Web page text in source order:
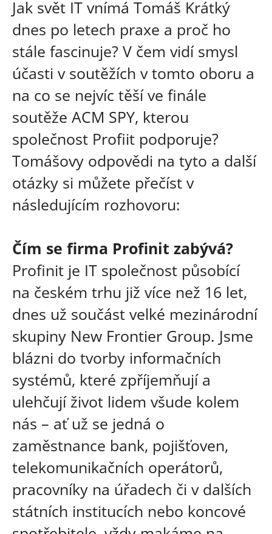
Jak svět IT vnímá Tomáš Krátký
dnes po letech praxe a proč ho
stále fascinuje? V čem vidí smysl
účasti v soutěžích v tomto oboru a
na co se nejvíc těší ve finále
soutěže ACM SPY, kterou
společnost Profiit podporuje?
Tomášovy odpovědi na tyto a další
otázky si můžete přečíst v
následujícím rozhovoru:
Čím se firma Profinit zabývá?
Profinit je IT společnost působící
na českém trhu již více než 16 let,
dnes už součást velké mezinárodní
skupiny New Frontier Group. Jsme
blázni do tvorby informačních
systémů, které zpříjemňují a
ulehčují život lidem všude kolem
nás – ať už se jedná o
zaměstnance bank, pojišťoven,
telekomunikačních operátorů,
pracovníky na úřadech či v dalších
státních institucích nebo koncové